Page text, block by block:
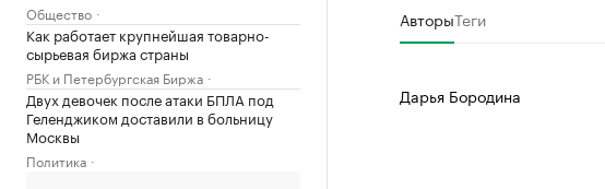
Общество
Как работает крупнейшая товарно-
сырьевая биржа страны
РБК и Петербургская Биржа
Двух девочек после атаки БПЛА под
Геленджиком доставили в больницу
Москвы
Политика
АвторыТеги
Дарья Бородина